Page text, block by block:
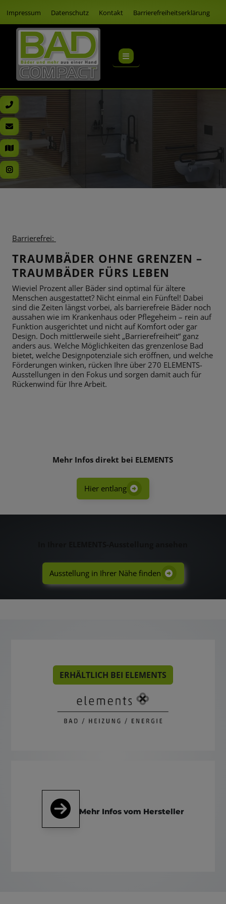
Impressum Datenschutz Kontakt Barrierefreiheitserklärung
Barrierefrei:
TRAUMBÄDER OHNE GRENZEN –
TRAUMBÄDER FÜRS LEBEN
Wieviel Prozent aller Bäder sind optimal für ältere
Menschen ausgestattet? Nicht einmal ein Fünftel! Dabei
sind die Zeiten längst vorbei, als barrierefreie Bäder noch
aussahen wie im Krankenhaus oder Pflegeheim – rein auf
Funktion ausgerichtet und nicht auf Komfort oder gar
Design. Doch mittlerweile sieht „Barrierefreiheit“ ganz
anders aus. Welche Möglichkeiten das grenzenlose Bad
bietet, welche Designpotenziale sich eröffnen, und welche
Förderungen winken, rücken Ihre über 270 ELEMENTS-
Ausstellungen in den Fokus und sorgen damit auch für
Rückenwind für Ihre Arbeit.
Mehr Infos direkt bei ELEMENTS
Hier entlang
Ausstellung in Ihrer Nähe finden
ERHÄLTLICH BEI ELEMENTS
Mehr Infos vom Hersteller